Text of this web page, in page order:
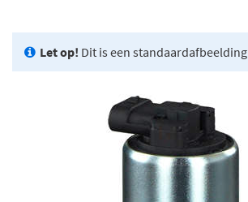
Let op! Dit is een standaardafbeelding